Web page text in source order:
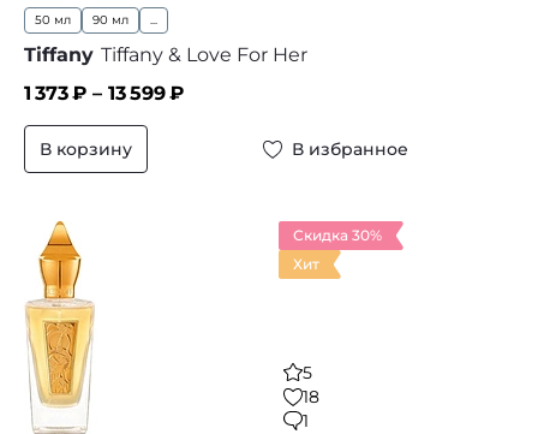
50 мл 90 мл ...
Tiffany Tiffany & Love For Her
1 373₽ – 13 599₽
В корзину В избранное
Скидка 30%
Хит
5
18
1